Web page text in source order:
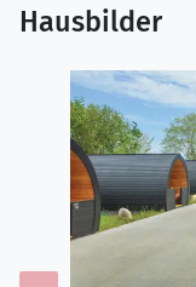
Nashörner aus
Tiere. Von hier aus
Ausflüge zu den
zu unternehmen.
Hinsicht vom
Leben" inspiriert.
Die Hütten sind
Doppelbett,
mit Gefrierfach,
Hausbilder